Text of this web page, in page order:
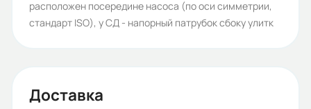
Допускаемый кавит.запас м, не
более (NPSHR):
404
расположен посередине насоса (по оси симметрии,
стандарт ISO), у СД - напорный патрубок сбоку улитк
Доставка